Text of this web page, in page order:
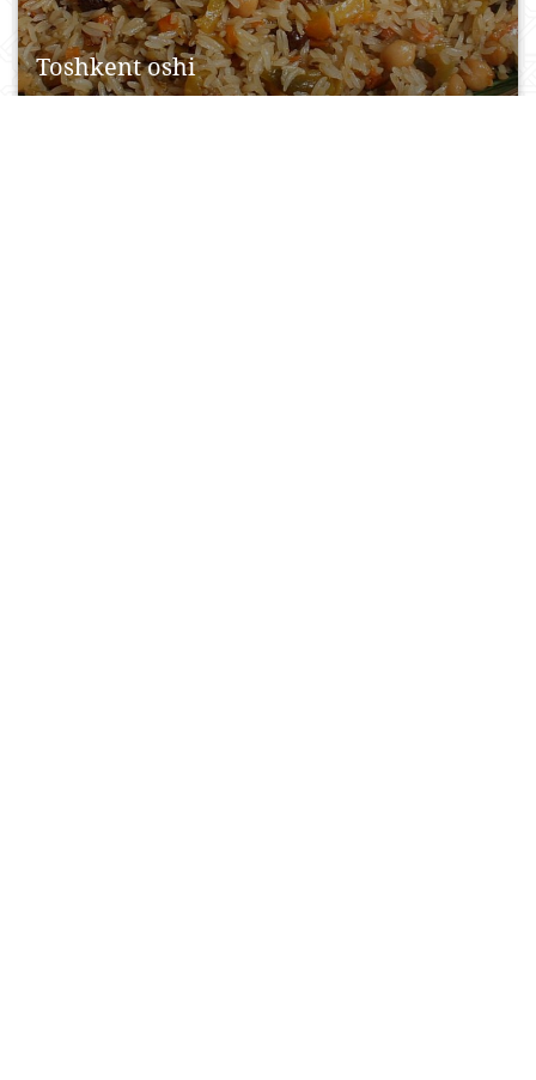
Toshkent oshi